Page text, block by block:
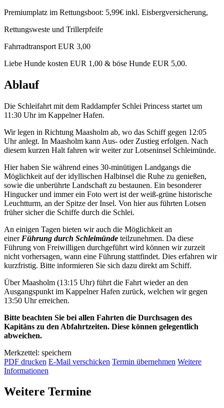
Premiumplatz im Rettungsboot: 5,99€ inkl. Eisbergversicherung,
Rettungsweste und Trillerpfeife
Fahrradtransport EUR 3,00
Liebe Hunde kosten EUR 1,00 & böse Hunde EUR 5,00.
Ablauf
Die Schleifahrt mit dem Raddampfer Schlei Princess startet um
11:30 Uhr im Kappelner Hafen.
Wir legen in Richtung Maasholm ab, wo das Schiff gegen 12:05
Uhr anlegt. In Maasholm kann Aus- oder Zustieg erfolgen. Nach
diesem kurzen Halt fahren wir weiter zur Lotseninsel Schleimünde.
Hier haben Sie während eines 30-minütigen Landgangs die
Möglichkeit auf der idyllischen Halbinsel die Ruhe zu genießen,
sowie die unberührte Landschaft zu bestaunen. Ein besonderer
Hingucker und immer ein Foto wert ist der weiß-grüne historische
Leuchtturm, an der Spitze der Insel. Von hier aus führten Lotsen
früher sicher die Schiffe durch die Schlei.
An einigen Tagen bieten wir auch die Möglichkeit an
einer Führung durch Schleimünde teilzunehmen. Da diese
Führung von Freiwilligen durchgeführt wird können wir zurzeit
nicht vorhersagen, wann eine Führung stattfindet. Dies erfahren wir
kurzfristig. Bitte informieren Sie sich dazu direkt am Schiff.
Über Maasholm (13:15 Uhr) führt die Fahrt wieder an den
Ausgangspunkt im Kappelner Hafen zurück, welchen wir gegen
13:50 Uhr erreichen.
Bitte beachten Sie bei allen Fahrten die Durchsagen des
Kapitäns zu den Abfahrtzeiten. Diese können gelegentlich
abweichen.
Merkzettel: speichern
PDF drucken E-Mail verschicken Termin übernehmen Weitere
Informationen
Weitere Termine